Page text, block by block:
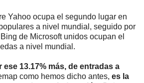
Yahoo ocupa el segundo lugar en
a nivel mundial, seguido por
de Microsoft unidos ocupan el
a nivel mundial.
13.17% más, de entradas a
como hemos dicho antes, es la